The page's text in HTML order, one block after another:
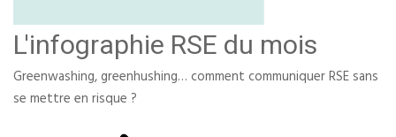
L'infographie RSE du mois
Greenwashing, greenhushing… comment communiquer RSE sans
se mettre en risque ?